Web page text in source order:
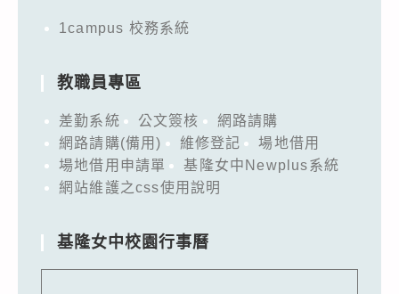
1campus 校務系統
教職員專區
差勤系統 公文簽核
網路請購
網路請購(備用)
維修登記
場地借用
場地借用申請單
基隆女中Newplus系統
網站維護之css使用說明
基隆女中校園行事曆